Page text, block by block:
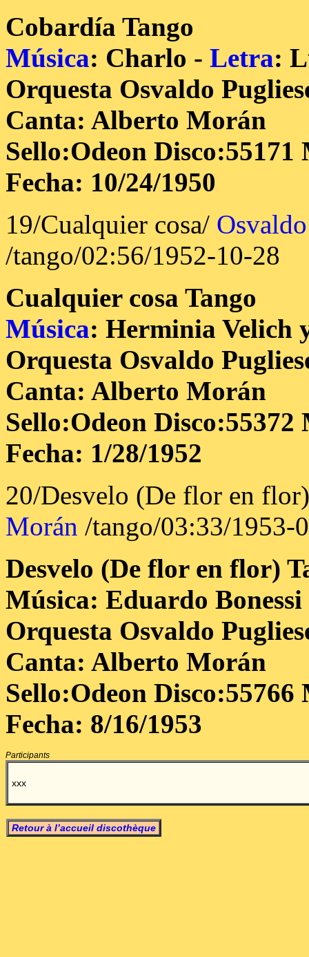
Cobardía Tango
Música: Charlo - Letra:
Orquesta Osvaldo
Canta: Alberto Morán
Sello:Odeon
Fecha: 10/24/1950
19/Cualquier cosa/
/tango/02:56/1952-10-28
Cualquier cosa Tango
Música: Herminia Velich
Orquesta Osvaldo
Canta: Alberto Morán
Sello:Odeon
Fecha: 1/28/1952
20/Desvelo (De flor en
Morán /tango/03:33/1953-
Desvelo (De flor en flor)
Música: Eduardo
Orquesta Osvaldo
Canta: Alberto Morán
Sello:Odeon
Fecha: 8/16/1953
Participants
xxx
Retour à l’accueil discothèque